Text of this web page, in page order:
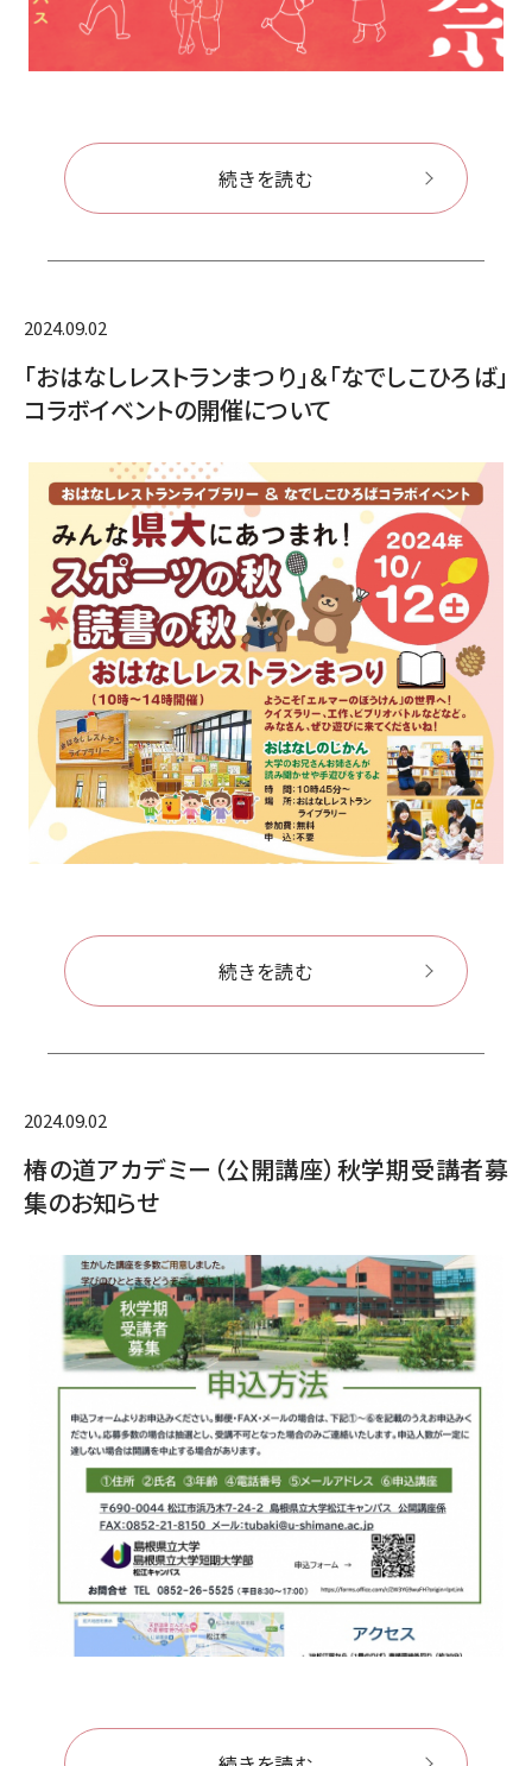
続きを読む
2024.09.02
「おはなしレストランまつり」＆「なでしこひろば」
コラボイベントの開催について
続きを読む
2024.09.02
椿の道アカデミー（公開講座）秋学期受講者募
集のお知らせ